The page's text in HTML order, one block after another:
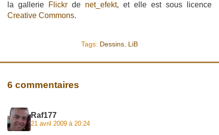
la gallerie
Flickr de net_efekt, et elle est sous licence
Creative Commons.
Tags: Dessins, LiB
6 commentaires
Raf177
21 avril 2009 à 20:24